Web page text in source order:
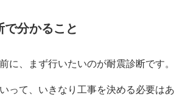
で分かること
に、まず行いたいのが耐震診断です。
って、いきなり工事を決める必要はあ